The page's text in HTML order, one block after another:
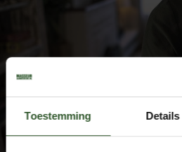
Toestemming Details